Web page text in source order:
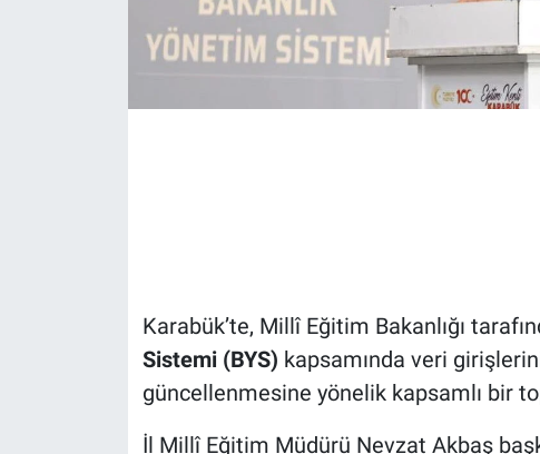
Karabük’te, Millî Eğitim Bakanlığı
Sistemi (BYS) kapsamında veri
güncellenmesine yönelik kapsamlı bir
İl Millî Eğitim Müdürü Nevzat Akbaş